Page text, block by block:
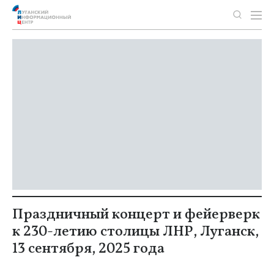
Праздничный концерт и фейерверк
к 230-летию столицы ЛНР, Луганск,
13 сентября, 2025 года